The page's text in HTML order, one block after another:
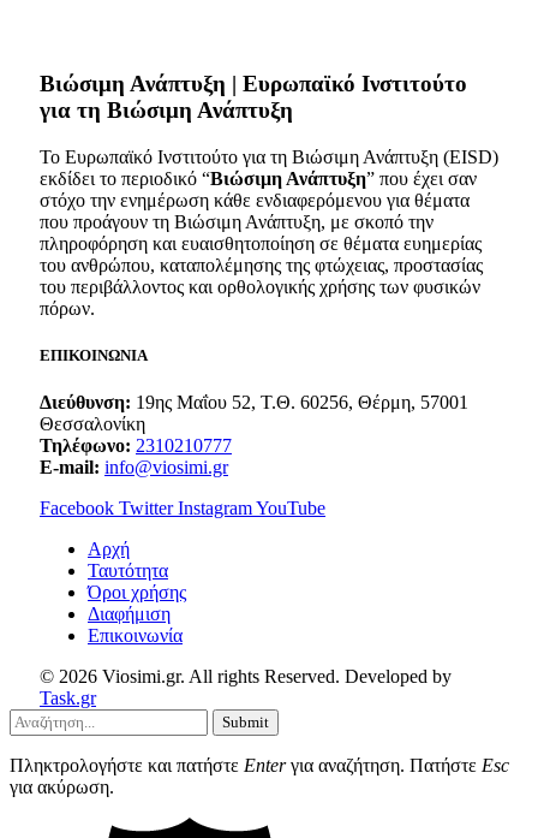
Bιώσιμη Ανάπτυξη | Ευρωπαϊκό Ινστιτούτο
για τη Βιώσιμη Ανάπτυξη
Το Ευρωπαϊκό Ινστιτούτο για τη Βιώσιμη Ανάπτυξη (EISD)
εκδίδει το περιοδικό “Βιώσιμη Ανάπτυξη” που έχει σαν
στόχο την ενημέρωση κάθε ενδιαφερόμενου για θέματα
που προάγουν τη Βιώσιμη Ανάπτυξη, με σκοπό την
πληροφόρηση και ευαισθητοποίηση σε θέματα ευημερίας
του ανθρώπου, καταπολέμησης της φτώχειας, προστασίας
του περιβάλλοντος και ορθολογικής χρήσης των φυσικών
πόρων.
ΕΠΙΚΟΙΝΩΝΙΑ
Διεύθυνση: 19ης Μαΐου 52, Τ.Θ. 60256, Θέρμη, 57001
Θεσσαλονίκη
Τηλέφωνο: 2310210777
E-mail: info@viosimi.gr
Facebook Twitter InstagramYouTube
Aρχή
Ταυτότητα
Όροι χρήσης
Διαφήμιση
Επικοινωνία
© 2026 Viosimi.gr. All rights Reserved. Developed by
Task.gr
Submit
Πληκτρολογήστε και πατήστε Enterγια αναζήτηση. Πατήστε Esc
για ακύρωση.